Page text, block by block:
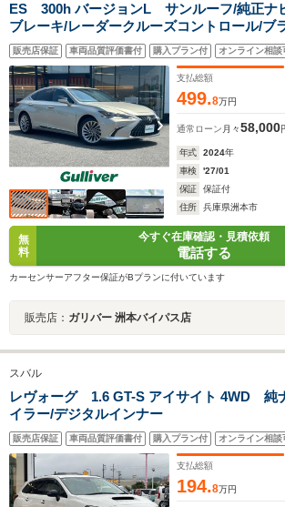
ES 300h バージョンL サンルーフ/純正ナ
ブレーキ/レーダークルーズコントロール/ブ
ットモニター/アラウンドビューモニター/ヘ
ィスプレイ/シートヒーター/ハンドルヒータ
コ
販売店保証 車両品質評価書付 購入プラン付 オンライン相談
支払総額
499.8万円
通常ローン 月々58,000
年式 2024年
車検
'27/01
保証
保証付
住所
兵庫県洲本市
無
料
今すぐ在庫確認・見積依頼
電話する
カーセンサーアフター保証がBプランに付いています
販売店： ガリバー 洲本バイパス店
スバル
レヴォーグ 1.6 GT-S アイサイト 4WD 純
イラー/デジタルインナー
販売店保証 車両品質評価書付 購入プラン付 オンライン相談
支払総額
194.8万円